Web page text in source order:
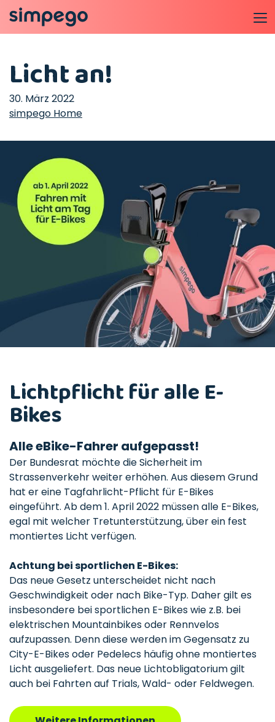
Licht an!
30. März 2022
simpego Home
Lichtpflicht für alle E-
Bikes
Alle eBike-Fahrer aufgepasst!
Der Bundesrat möchte die Sicherheit im
Strassenverkehr weiter erhöhen. Aus diesem Grund
hat er eine Tagfahrlicht-Pflicht für E-Bikes
eingeführt. Ab dem 1. April 2022 müssen alle E-Bikes,
egal mit welcher Tretunterstützung, über ein fest
montiertes Licht verfügen.
Achtung bei sportlichen E-Bikes:
Das neue Gesetz unterscheidet nicht nach
Geschwindigkeit oder nach Bike-Typ. Daher gilt es
insbesondere bei sportlichen E-Bikes wie z.B. bei
elektrischen Mountainbikes oder Rennvelos
aufzupassen. Denn diese werden im Gegensatz zu
City-E-Bikes oder Pedelecs häufig ohne montiertes
Licht ausgeliefert. Das neue Lichtobligatorium gilt
auch bei Fahrten auf Trials, Wald- oder Feldwegen.